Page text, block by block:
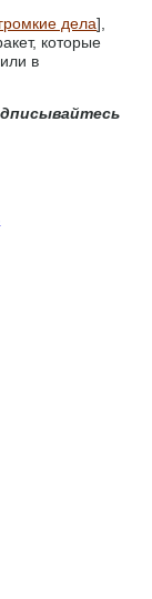
громкие дела],
которые
в